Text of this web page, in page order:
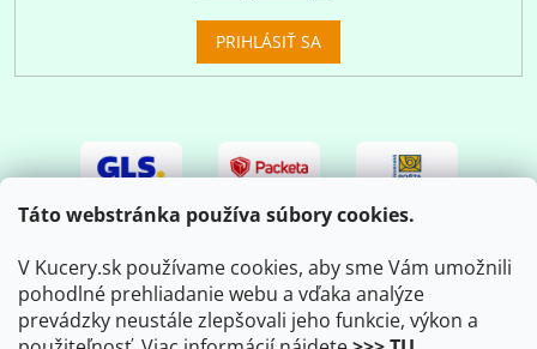
Táto webstránka používa súbory cookies.
V Kucery.sk používame cookies, aby sme Vám umožnili
pohodlné prehliadanie webu a vďaka analýze
prevádzky neustále zlepšovali jeho funkcie, výkon a
PRIHLÁSIŤ SA